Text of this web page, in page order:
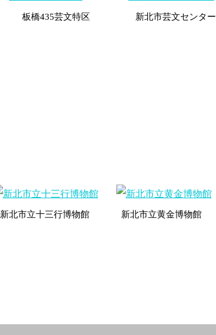
板橋435芸文特区 新北市芸文センター
新北市立十三行博物館 新北市立黄金博物館